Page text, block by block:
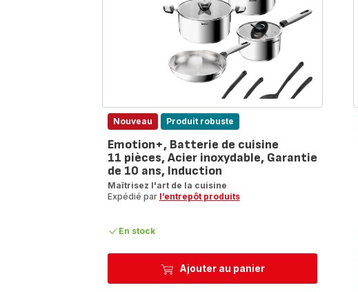
Ajouter au panier
Nouveau Produit robuste
Emotion+, Batterie de cuisine
11 pièces, Acier inoxydable, Garantie
de 10 ans, Induction
Maîtrisez l'art de la cuisine
Expédié par l’entrepôt produits
En stock